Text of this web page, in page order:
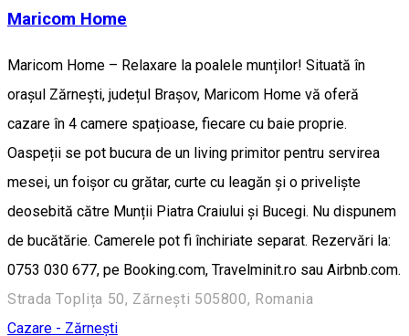
Maricom Home
Maricom Home – Relaxare la poalele munților! Situată în
orașul Zărnești, județul Brașov, Maricom Home vă oferă
cazare în 4 camere spațioase, fiecare cu baie proprie.
Oaspeții se pot bucura de un living primitor pentru servirea
mesei, un foișor cu grătar, curte cu leagăn și o priveliște
deosebită către Munții Piatra Craiului și Bucegi. Nu dispunem
de bucătărie. Camerele pot fi închiriate separat. Rezervări la:
0753 030 677, pe Booking.com, Travelminit.ro sau Airbnb.com.
Strada Toplița 50, Zărnești 505800, Romania
Cazare - Zărnești